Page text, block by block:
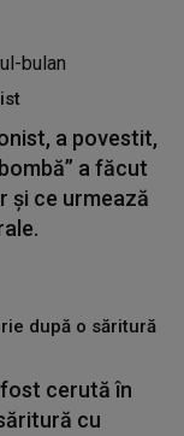
a povestit,
a făcut
și ce urmează
după o săritură
cerută în
cu